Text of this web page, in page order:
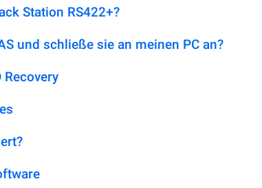
Station RS422+?
und schließe sie an meinen PC an?